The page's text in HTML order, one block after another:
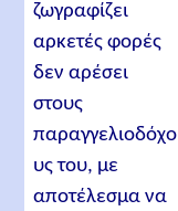
ζωγραφίζει
αρκετές φορές
δεν αρέσει
στους
παραγγελιοδόχο
υς του, με
αποτέλεσμα να